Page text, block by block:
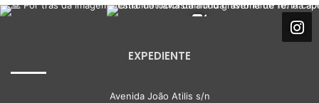
EXPEDIENTE
Avenida João Atilis s/n